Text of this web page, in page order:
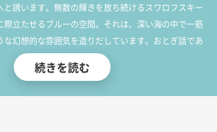
と誘います。無数の輝きを放ち続けるスワロフスキー
際立たせるブルーの空間。それは、深い海の中で一筋
な幻想的な雰囲気を造りだしています。おとぎ話であ
しい世界に飛び込んだような、そんな錯覚に陥りそう
を非日常のヒトトキへとお連れします。
泳ぎ回るのが主役の人魚。美貌と思いやる心を兼ね
続きを読む